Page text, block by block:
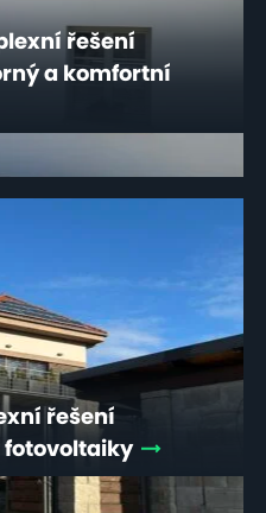
řešení
a komfortní
řešení